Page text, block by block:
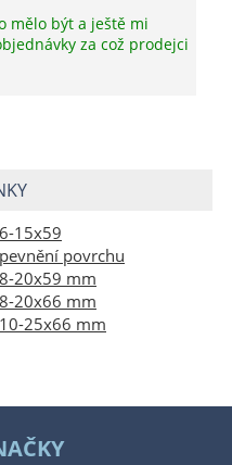
mělo být a ještě mi
za což prodejci
15x59
povrchu
8-20x59 mm
8-20x66 mm
10-25x66 mm